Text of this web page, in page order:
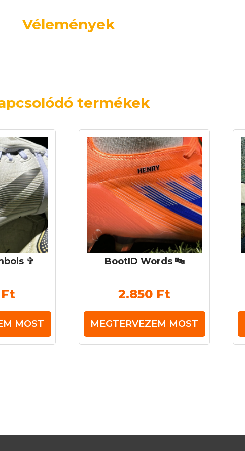
Vélemények
termékek
✞
Ft
MOST
BootID Words 🔤
2.850 Ft
MEGTERVEZEM MOST